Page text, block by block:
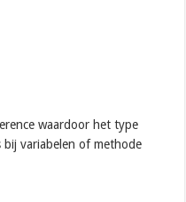
waardoor het type
bij variabelen of methode